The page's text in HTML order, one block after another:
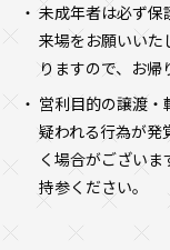
未成年者は必ず保
来場をお願いいた
りますので、お帰
営利目的の譲渡
疑われる行為が発
く場合がござい
持参ください。